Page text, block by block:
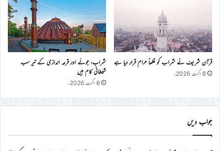
قرآن شریف نے شراب کو قطعاً حرام قرار دیا ہے
8 اگست 2026ء
شراب، جوئے اور قرعہ اندازی کے تیر سب
شیطانی کام ہیں
8 اگست 2026ء
جواب دیں